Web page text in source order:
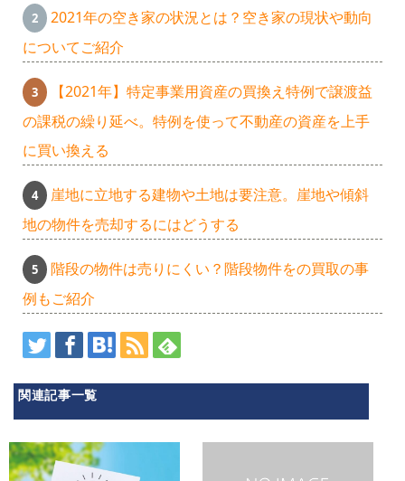
2021年の空き家の状況とは？空き家の現状や動向
についてご紹介
【2021年】特定事業用資産の買換え特例で譲渡益
の課税の繰り延べ。特例を使って不動産の資産を上手
に買い換える
崖地に立地する建物や土地は要注意。崖地や傾斜
地の物件を売却するにはどうする
階段の物件は売りにくい？階段物件をの買取の事
例もご紹介
関連記事一覧